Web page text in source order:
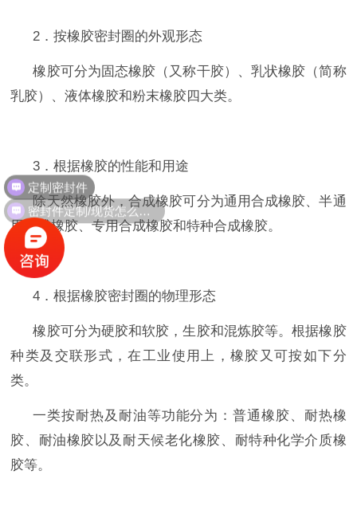
2 ．按橡胶密封圈的外观形态
橡胶可分为固态橡胶（又称干胶）、乳状橡胶（简称
乳胶）、液体橡胶和粉末橡胶四大类。
3 ．根据橡胶的性能和用途
除天然橡胶外，合成橡胶可分为通用合成橡胶、半通
用合成橡胶、专用合成橡胶和特种合成橡胶。
4 ．根据橡胶密封圈的物理形态
橡胶可分为硬胶和软胶，生胶和混炼胶等。根据橡胶
种类及交联形式，在工业使用上，橡胶又可按如下分
类。
一类按耐热及耐油等功能分为：普通橡胶、耐热橡
胶、耐油橡胶以及耐天候老化橡胶、耐特种化学介质橡
胶等。
密封件定制/现货怎么报价，起订量多少？
定制密封件